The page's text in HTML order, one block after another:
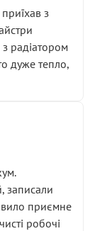
з
радіатором
дуже тепло,
записали
приємне
робочі